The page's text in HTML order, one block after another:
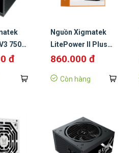
750W
đ
Nguồn Xigmatek
LitePower II Plus
iP750 600W
860.000 đ
Còn hàng